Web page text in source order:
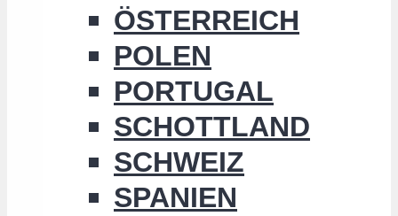
ÖSTERREICH
POLEN
PORTUGAL
SCHOTTLAND
SCHWEIZ
SPANIEN